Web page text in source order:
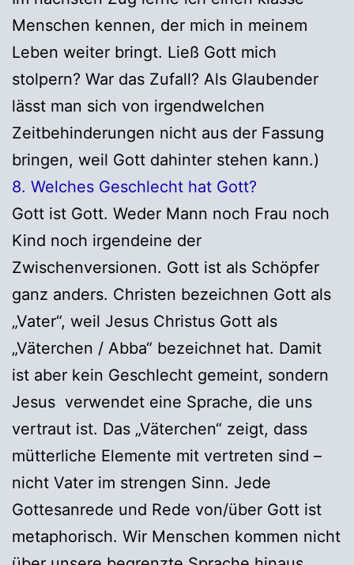
Menschen kennen, der mich in meinem
Leben weiter bringt. Ließ Gott mich
stolpern? War das Zufall? Als Glaubender
lässt man sich von irgendwelchen
Zeitbehinderungen nicht aus der Fassung
bringen, weil Gott dahinter stehen kann.)
8. Welches Geschlecht hat Gott?
Gott ist Gott. Weder Mann noch Frau noch
Kind noch irgendeine der
Zwischenversionen. Gott ist als Schöpfer
ganz anders. Christen bezeichnen Gott als
„Vater“, weil Jesus Christus Gott als
„Väterchen / Abba“ bezeichnet hat. Damit
ist aber kein Geschlecht gemeint, sondern
Jesus verwendet eine Sprache, die uns
vertraut ist. Das „Väterchen“ zeigt, dass
mütterliche Elemente mit vertreten sind –
nicht Vater im strengen Sinn. Jede
Gottesanrede und Rede von/über Gott ist
metaphorisch. Wir Menschen kommen nicht